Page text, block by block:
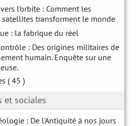
l’orbite : Comment les
transforment le monde
: la fabrique du réel
: Des origines militaires de
humain. Enquête sur une
( 45 )
et sociales
: De l'Antiquité à nos jours